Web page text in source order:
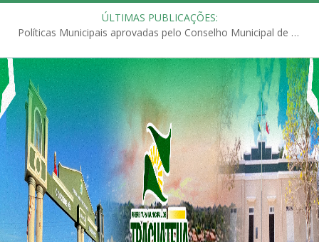
ÚLTIMAS PUBLICAÇÕES:
Políticas Municipais aprovadas pelo Conselho Municipal de Educação (CME)